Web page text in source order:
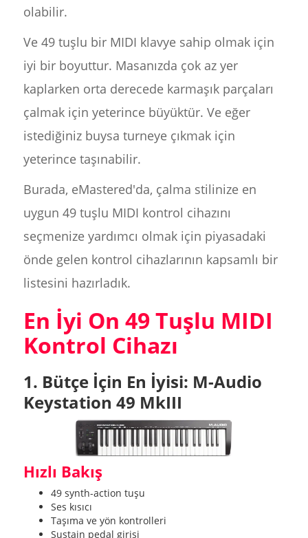
olabilir.
Ve 49 tuşlu bir MIDI klavye sahip olmak için
iyi bir boyuttur. Masanızda çok az yer
kaplarken orta derecede karmaşık parçaları
çalmak için yeterince büyüktür. Ve eğer
istediğiniz buysa turneye çıkmak için
yeterince taşınabilir.
Burada, eMastered'da, çalma stilinize en
uygun 49 tuşlu MIDI kontrol cihazını
seçmenize yardımcı olmak için piyasadaki
önde gelen kontrol cihazlarının kapsamlı bir
listesini hazırladık.
En İyi On 49 Tuşlu MIDI
Kontrol Cihazı
1. Bütçe İçin En İyisi: M-Audio
Keystation 49 MkIII
Hızlı Bakış
49 synth-action tuşu
Ses kısıcı
Taşıma ve yön kontrolleri
Sustain pedal girişi